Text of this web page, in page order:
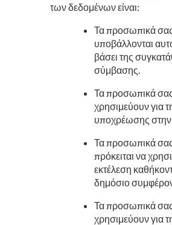
των δεδομένων είναι:
Τα προσωπικά
υποβάλλονται
βάσει της
σύμβασης.
Τα προσωπικά
χρησιμεύουν για
υποχρέωσης στην
Τα προσωπικά
πρόκειται να
εκτέλεση
δημόσιο
Τα προσωπικά
χρησιμεύουν για